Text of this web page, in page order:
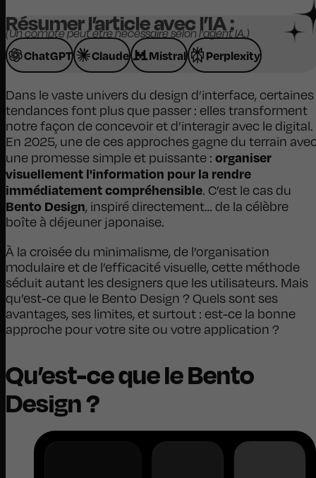
Résumer l’article avec l’IA :
(Un compte peut être nécessaire selon l'agent IA.)
ChatGPT Claude Mistral Perplexity
Dans le vaste univers du design d’interface, certaines
tendances font plus que passer : elles transforment
notre façon de concevoir et d’interagir avec le digital.
En 2025, une de ces approches gagne du terrain
une promesse simple et puissante : organiser
visuellement l'information pour la rendre
immédiatement compréhensible. C’est le cas du
Bento Design, inspiré directement… de la célèbre
boîte à déjeuner japonaise.
À la croisée du minimalisme, de l’organisation
modulaire et de l’efficacité visuelle, cette méthode
séduit autant les designers que les utilisateurs. Mais
qu’est-ce que le Bento Design ? Quels sont ses
avantages, ses limites, et surtout : est-ce la bonne
approche pour votre site ou votre application ?
Qu’est-ce que le Bento
Design ?